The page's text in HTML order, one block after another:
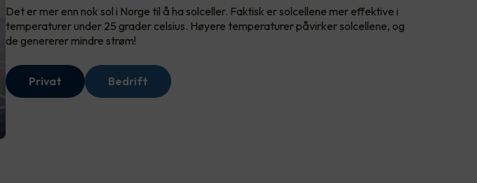
Det er mer enn nok sol i Norge til å ha solceller. Faktisk er solcellene mer effektive i
temperaturer under 25 grader celsius. Høyere temperaturer påvirker solcellene, og
de genererer mindre strøm!
Privat Bedrift